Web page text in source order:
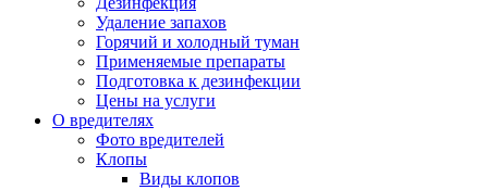
Удаление запахов
Горячий и холодный туман
Применяемые препараты
Подготовка к дезинфекции
Цены на услуги
О вредителях
Фото вредителей
Клопы
Виды клопов